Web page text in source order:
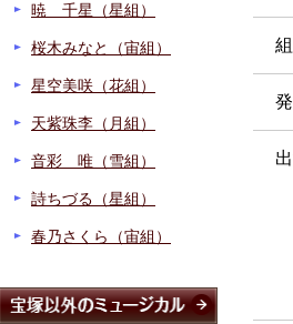
組
暁 千星（星組）
桜木みなと（宙組）
星空美咲（花組）
天紫珠李（月組）
音彩 唯（雪組）
詩ちづる（星組）
春乃さくら（宙組）